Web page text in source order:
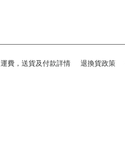
運費，送貨及付款詳情 退換貨政策